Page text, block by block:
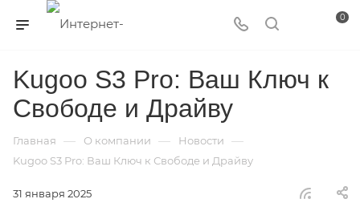
0
Kugoo S3 Pro: Ваш Ключ к
Свободе и Драйву
Главная — О компании — Новости —
Kugoo S3 Pro: Ваш Ключ к Свободе и Драйву
31 января 2025